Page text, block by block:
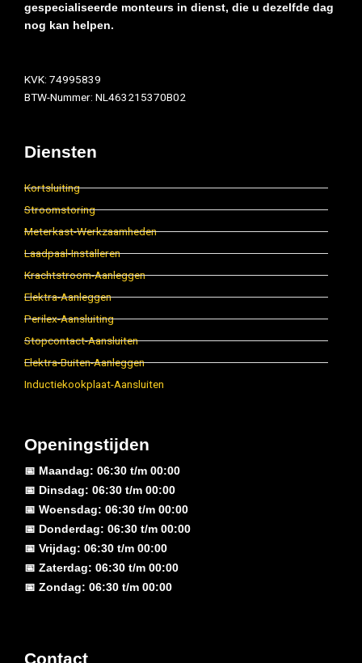
gespecialiseerde monteurs in dienst, die u dezelfde dag
nog kan helpen.
KVK: 74995839
BTW-Nummer: NL463215370B02
Diensten
Kortsluiting
Stroomstoring
Meterkast-Werkzaamheden
Laadpaal-Installeren
Krachtstroom-Aanleggen
Elektra-Aanleggen
Perilex-Aansluiting
Stopcontact-Aansluiten
Elektra-Buiten-Aanleggen
Inductiekookplaat-Aansluiten
Openingstijden
📅 Maandag: 06:30 t/m 00:00
📅 Dinsdag: 06:30 t/m 00:00
📅 Woensdag: 06:30 t/m 00:00
📅 Donderdag: 06:30 t/m 00:00
📅 Vrijdag: 06:30 t/m 00:00
📅 Zaterdag: 06:30 t/m 00:00
📅 Zondag: 06:30 t/m 00:00
Contact